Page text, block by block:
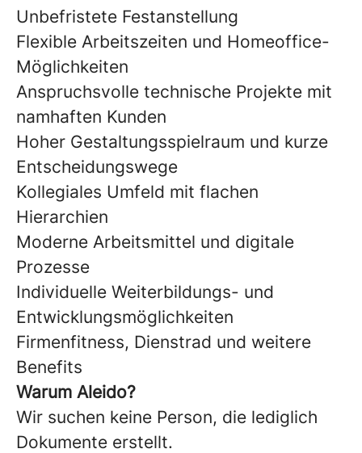
Unbefristete Festanstellung
Flexible Arbeitszeiten und Homeoffice-
Möglichkeiten
Anspruchsvolle technische Projekte mit
namhaften Kunden
Hoher Gestaltungsspielraum und kurze
Entscheidungswege
Kollegiales Umfeld mit flachen
Hierarchien
Moderne Arbeitsmittel und digitale
Prozesse
Individuelle Weiterbildungs- und
Entwicklungsmöglichkeiten
Firmenfitness, Dienstrad und weitere
Benefits
Warum Aleido?
Wir suchen keine Person, die lediglich
Dokumente erstellt.